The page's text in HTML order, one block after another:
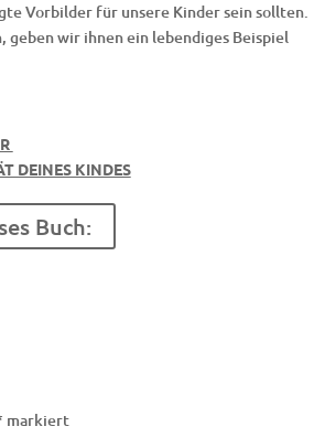
Vorbilder für unsere Kinder sein sollten.
geben wir ihnen ein lebendiges Beispiel
DEINES KINDES
Buch:
markiert